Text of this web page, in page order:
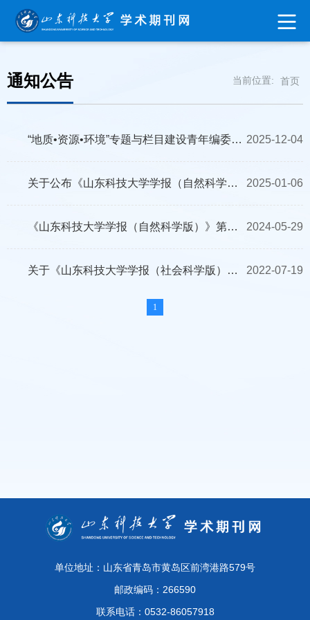
通知公告 当前位置: 首页
2025-12-04
“地质•资源•环境”专题与栏目建设青年编委学术沙龙
2025-01-06
关于公布《山东科技大学学报（自然科学版）》第二届青年编委名单的通知
2024-05-29
《山东科技大学学报（自然科学版）》第二届青年编委招募启事
2022-07-19
关于《山东科技大学学报（社会科学版）》“思想政治教育研究”栏目征稿的通知
1
单位地址：山东省青岛市黄岛区前湾港路579号
邮政编码：266590
联系电话：0532-86057918